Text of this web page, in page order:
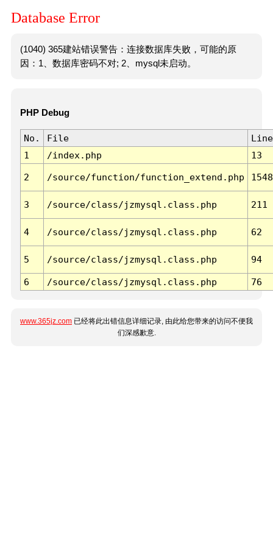
Database Error
(1040) 365建站错误警告：连接数据库失败，可能的原
因：1、数据库密码不对; 2、mysql未启动。
PHP Debug
No. File
Line
1
/index.php 13
2 /source/function/function_extend.php 1548
3 /source/class/jzmysql.class.php 211
4 /source/class/jzmysql.class.php 62
5 /source/class/jzmysql.class.php 94
6 /source/class/jzmysql.class.php 76
www.365jz.com 已经将此出错信息详细记录, 由此给您带来的访问不便我
们深感歉意.